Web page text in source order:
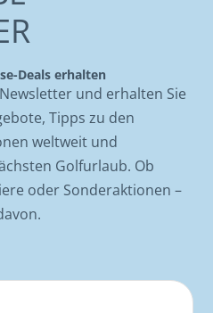
Deals erhalten
und erhalten Sie
Tipps zu den
weltweit und
Golfurlaub. Ob
oder Sonderaktionen –